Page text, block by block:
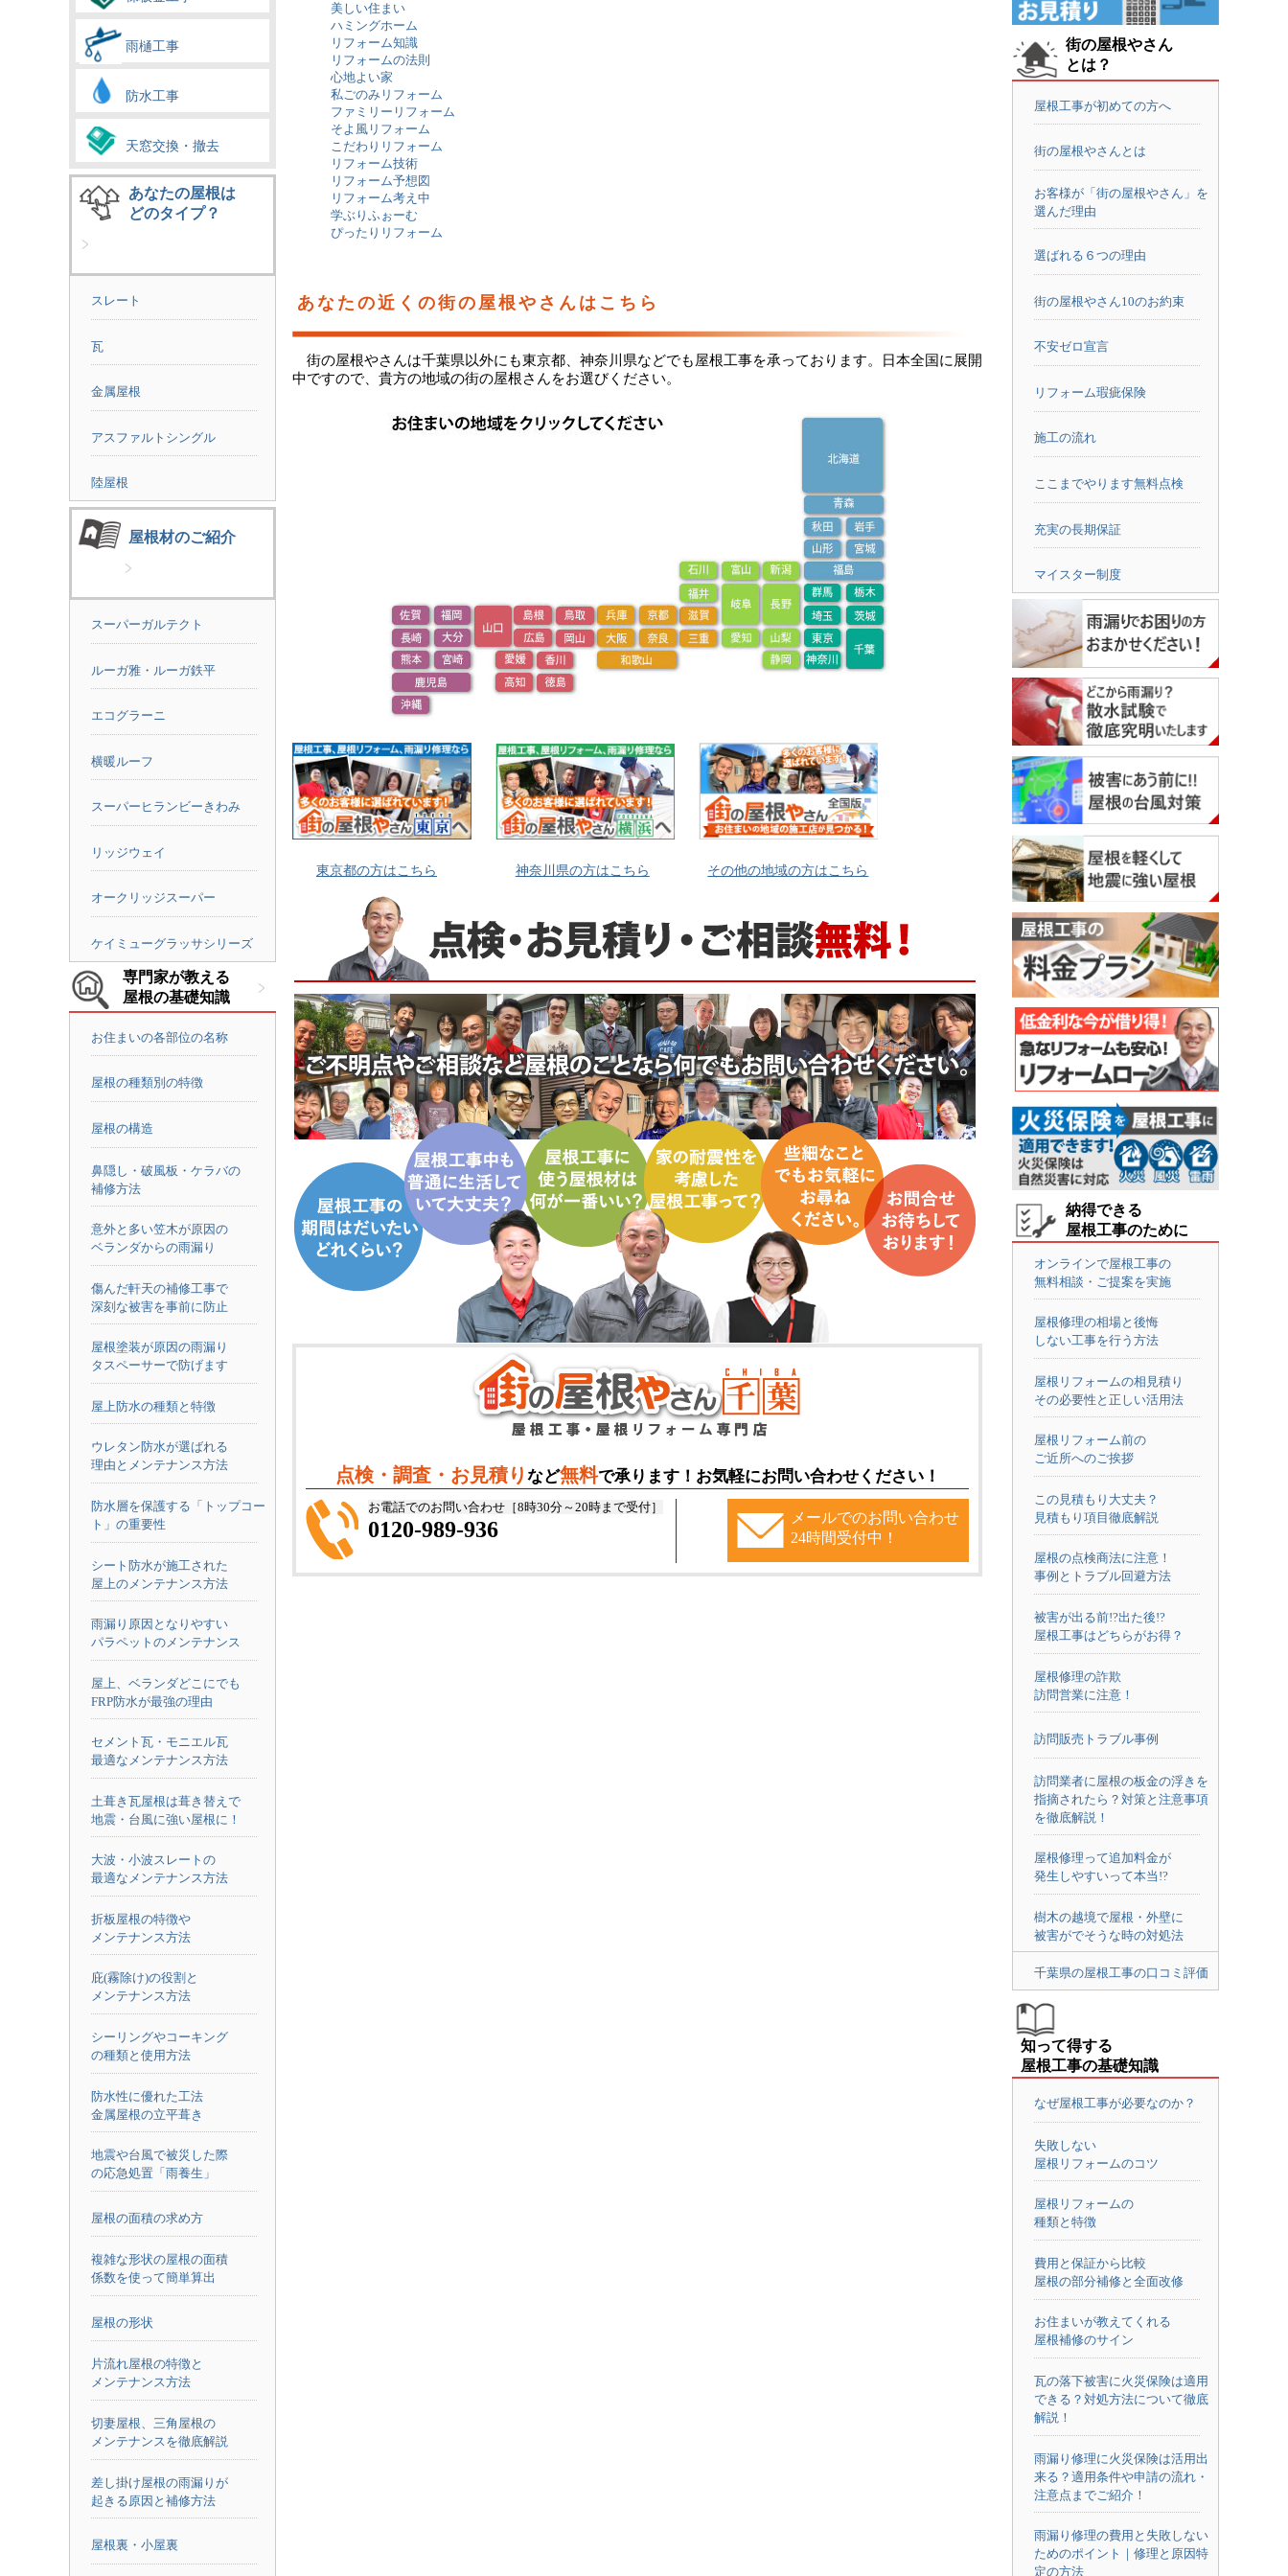
雨樋工事
防水工事
天窓交換・撤去
あなたの屋根は
どのタイプ？
スレート
瓦
金属屋根
アスファルトシングル
陸屋根
屋根材のご紹介
スーパーガルテクト
ルーガ雅・ルーガ鉄平
エコグラーニ
横暖ルーフ
スーパーヒランビーきわみ
リッジウェイ
オークリッジスーパー
ケイミューグラッサシリーズ
専門家が教える
屋根の基礎知識
お住まいの各部位の名称
屋根の種類別の特徴
屋根の構造
鼻隠し・破風板・ケラバの
補修方法
意外と多い笠木が原因の
ベランダからの雨漏り
傷んだ軒天の補修工事で
深刻な被害を事前に防止
屋根塗装が原因の雨漏り
タスペーサーで防げます
屋上防水の種類と特徴
ウレタン防水が選ばれる
理由とメンテナンス方法
防水層を保護する「トップコー
ト」の重要性
シート防水が施工された
屋上のメンテナンス方法
雨漏り原因となりやすい
パラペットのメンテナンス
屋上、ベランダどこにでも
FRP防水が最強の理由
セメント瓦・モニエル瓦
最適なメンテナンス方法
土葺き瓦屋根は葺き替えで
地震・台風に強い屋根に！
大波・小波スレートの
最適なメンテナンス方法
折板屋根の特徴や
メンテナンス方法
庇(霧除け)の役割と
メンテナンス方法
シーリングやコーキング
の種類と使用方法
防水性に優れた工法
金属屋根の立平葺き
地震や台風で被災した際
の応急処置「雨養生」
屋根の面積の求め方
複雑な形状の屋根の面積
係数を使って簡単算出
屋根の形状
片流れ屋根の特徴と
メンテナンス方法
切妻屋根、三角屋根の
メンテナンスを徹底解説
差し掛け屋根の雨漏りが
起きる原因と補修方法
屋根裏・小屋裏
美しい住まい
ハミングホーム
リフォーム知識
リフォームの法則
心地よい家
私ごのみリフォーム
ファミリーリフォーム
そよ風リフォーム
こだわりリフォーム
リフォーム技術
リフォーム予想図
リフォーム考え中
学ぶりふぉーむ
ぴったりリフォーム
あなたの近くの街の屋根やさんはこちら
街の屋根やさんは千葉県以外にも東京都、神奈川県などでも屋根工事を承っております。日本全国に展開
中ですので、貴方の地域の街の屋根さんをお選びください。
東京都の方はこちら 神奈川県の方はこちら その他の地域の方はこちら
点検・調査・お見積り など無料で承ります！お気軽にお問い合わせください！
お電話でのお問い合わせ［8時30分～20時まで受付］
0120-989-936
メールでのお問い合わせ
24時間受付中！
街の屋根やさん
とは？
屋根工事が初めての方へ
街の屋根やさんとは
お客様が「街の屋根やさん」を
選んだ理由
選ばれる６つの理由
街の屋根やさん10のお約束
不安ゼロ宣言
リフォーム瑕疵保険
施工の流れ
ここまでやります無料点検
充実の長期保証
マイスター制度
納得できる
屋根工事のために
オンラインで屋根工事の
無料相談・ご提案を実施
屋根修理の相場と後悔
しない工事を行う方法
屋根リフォームの相見積り
その必要性と正しい活用法
屋根リフォーム前の
ご近所へのご挨拶
この見積もり大丈夫？
見積もり項目徹底解説
屋根の点検商法に注意！
事例とトラブル回避方法
被害が出る前!?出た後!?
屋根工事はどちらがお得？
屋根修理の詐欺
訪問営業に注意！
訪問販売トラブル事例
訪問業者に屋根の板金の浮きを
指摘されたら？対策と注意事項
を徹底解説！
屋根修理って追加料金が
発生しやすいって本当!?
樹木の越境で屋根・外壁に
被害がでそうな時の対処法
千葉県の屋根工事の口コミ評価
知って得する
屋根工事の基礎知識
なぜ屋根工事が必要なのか？
失敗しない
屋根リフォームのコツ
屋根リフォームの
種類と特徴
費用と保証から比較
屋根の部分補修と全面改修
お住まいが教えてくれる
屋根補修のサイン
瓦の落下被害に火災保険は適用
できる？対処方法について徹底
解説！
雨漏り修理に火災保険は活用出
来る？適用条件や申請の流れ・
注意点までご紹介！
雨漏り修理の費用と失敗しない
ためのポイント｜修理と原因特
定の方法